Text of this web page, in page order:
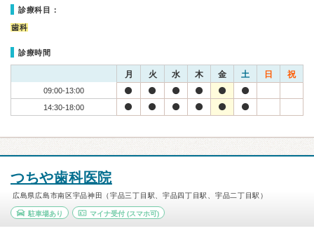
診療科目：
歯科
診療時間
月 火 水 木 金 土 日 祝
09:00-13:00
14:30-18:00
つちや歯科医院
広島県広島市南区宇品神田（宇品三丁目駅、宇品四丁目駅、宇品二丁目駅）
駐車場あり マイナ受付(スマホ可)